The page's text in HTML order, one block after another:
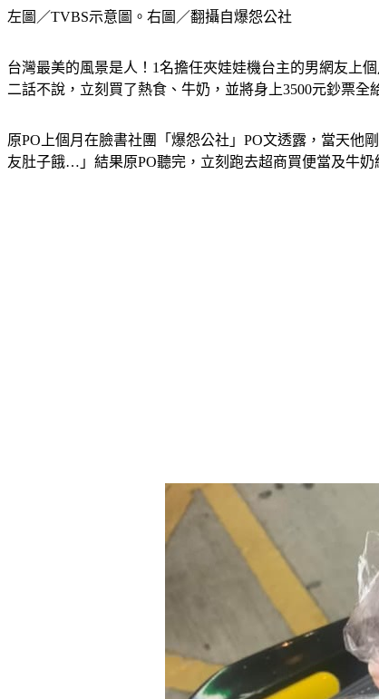
左圖／TVBS示意圖。右圖／翻攝自爆怨公社
台灣最美的風景是人！1名擔任夾娃娃機台主的男網友上
二話不說，立刻買了熱食、牛奶，並將身上3500元鈔票
原PO上個月在臉書社團「爆怨公社」PO文透露，當天他
友肚子餓…」結果原PO聽完，立刻跑去超商買便當及牛